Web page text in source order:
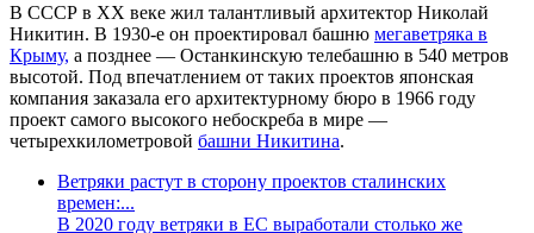
В СССР в XX веке жил талантливый архитектор Николай
Никитин. В 1930-е он проектировал башню мегаветряка в
Крыму, а позднее — Останкинскую телебашню в 540 метров
высотой. Под впечатлением от таких проектов японская
компания заказала его архитектурному бюро в 1966 году
проект самого высокого небоскреба в мире —
четырехкилометровой башни Никитина.
Ветряки растут в сторону проектов сталинских
времен:...
В 2020 году ветряки в ЕС выработали столько же